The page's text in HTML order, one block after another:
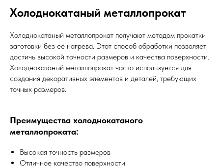
Холоднокатаный металлопрокат
Холоднокатаный металлопрокат получают методом прокатки
заготовки без её нагрева. Этот способ обработки позволяет
достичь высокой точности размеров и качества поверхности.
Холоднокатаный металлопрокат часто используется для
создания декоративных элементов и деталей, требующих
точных размеров.
Преимущества холоднокатаного
металлопроката:
Высокая точность размеров
Отличное качество поверхности